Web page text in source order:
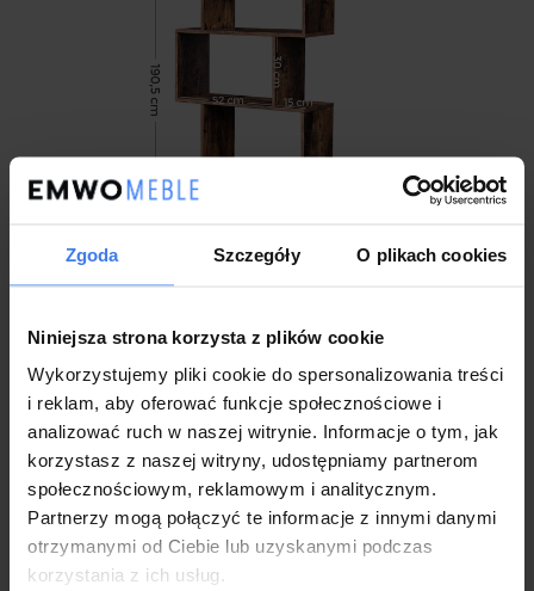
Zgoda Szczegóły O plikach cookies
Niniejsza strona korzysta z plików cookie
Wykorzystujemy pliki cookie do spersonalizowania treści
i reklam, aby oferować funkcje społecznościowe i
analizować ruch w naszej witrynie. Informacje o tym, jak
korzystasz z naszej witryny, udostępniamy partnerom
społecznościowym, reklamowym i analitycznym.
Partnerzy mogą połączyć te informacje z innymi danymi
otrzymanymi od Ciebie lub uzyskanymi podczas
korzystania z ich usług.
Wykonanie
Model: LBC61WT
Wymiar : 70 x 24 x 190cm
Wymiary szczegółowe: Na zdjęciu poniżej
Trend wnętrzarski
Mebel w modnym stylu loftowym
Łatwy w czyszczeniu
Wykonany z wysokiej jakości materiałów